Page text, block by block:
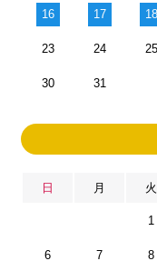
16 17 18
23 24 25
30 31
日 月 火
1
6 7 8